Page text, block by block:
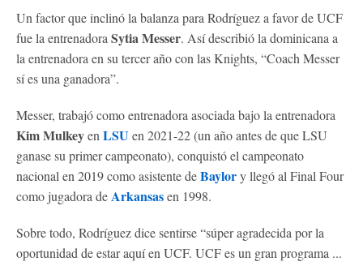
Un factor que inclinó la balanza para Rodríguez a favor de UCF
fue la entrenadora Sytia Messer. Así describió la dominicana a
la entrenadora en su tercer año con las Knights, “Coach Messer
sí es una ganadora”.
Messer, trabajó como entrenadora asociada bajo la entrenadora
Kim Mulkeyen LSUen 2021-22 (un año antes de que LSU
ganase su primer campeonato), conquistó el campeonato
nacional en 2019 como asistente deBaylory llegó al Final Four
como jugadora de Arkansasen 1998.
Sobre todo, Rodríguez dice sentirse “súper agradecida por la
oportunidad de estar aquí en UCF. UCF es un gran programa ...